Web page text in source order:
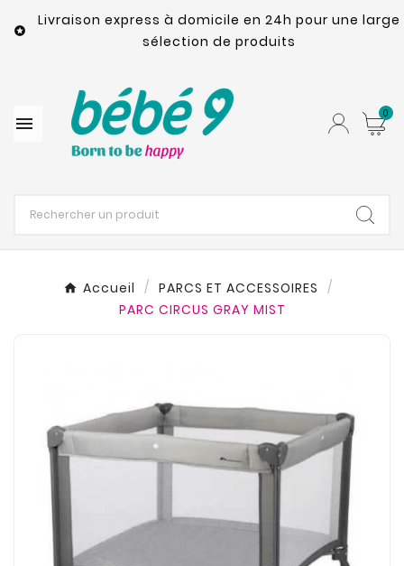

Livraison express à domicile en 24h pour une large
sélection de produits
 0
Accueil
PARCS ET ACCESSOIRES
PARC CIRCUS GRAY MIST